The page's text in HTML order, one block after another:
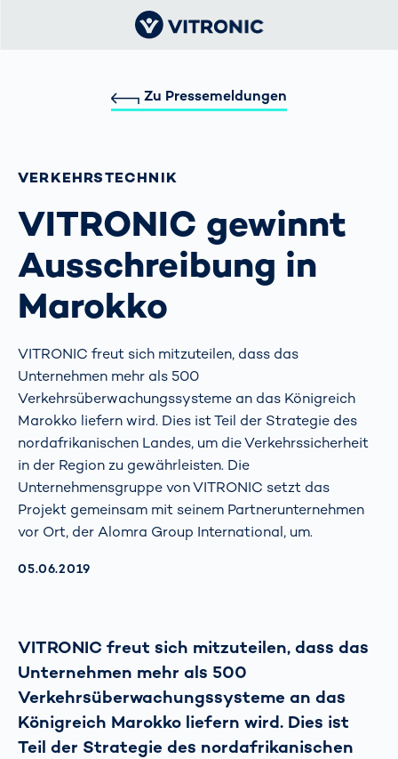
Zu Pressemeldungen
VERKEHRS­TECHNIK
VITRONIC gewinnt
Ausschreibung in
Marokko
VITRONIC freut sich mitzuteilen, dass das
Unternehmen mehr als 500
Verkehrsüberwachungssysteme an das Königreich
Marokko liefern wird. Dies ist Teil der Strategie des
nordafrikanischen Landes, um die Verkehrssicherheit
in der Region zu gewährleisten. Die
Unternehmensgruppe von VITRONIC setzt das
Projekt gemeinsam mit seinem Partnerunternehmen
vor Ort, der Alomra Group International, um.
AKTUALISIERT AM:
05.06.2019
VITRONIC freut sich mitzuteilen, dass das
Unternehmen mehr als 500
Verkehrsüberwachungssysteme an das
Königreich Marokko liefern wird. Dies ist
Teil der Strategie des nordafrikanischen